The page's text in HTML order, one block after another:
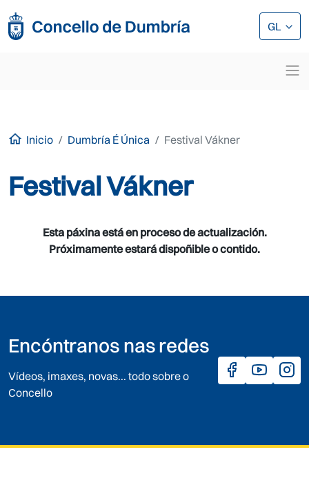
GL
Inicio Dumbría É Única Festival Vákner
Festival Vákner
Esta páxina está en proceso de actualización.
Próximamente estará dispoñible o contido.
Encóntranos nas redes
Vídeos, imaxes, novas... todo sobre o
Concello